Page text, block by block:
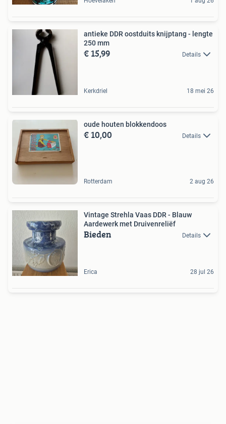
antieke DDR oostduits knijptang - lengte
250 mm
€ 15,99 Details
Kerkdriel 18 mei 26
oude houten blokkendoos
€ 10,00 Details
Rotterdam 2 aug 26
Vintage Strehla Vaas DDR - Blauw
Aardewerk met Druivenreliëf
Bieden Details
Erica 28 jul 26